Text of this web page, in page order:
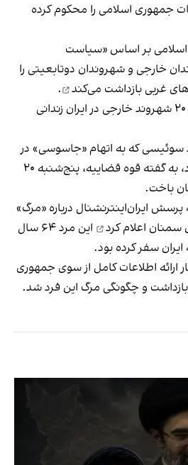
جمهوری اسلامی را محکوم کرده
اسلامی بر اساس «سیاست
خارجی و شهروندان دوتابعیتی را
غربی بازداشت می‌کند
.
بر اساس گزارش‌ها، حدود ۲۰ شهروند خارجی در ایران زندانی
که به اتهام «جاسوسی» در
زندان سمنان به سر می‌برد، به گفته قوه قضاییه، پنج‌شنبه ۲۰
باخت.
ایران‌اینترنشنال درباره «مرگ»
سمنان اعلام کرد
این مرد ۶۴ سال
سفر کرده بود.
اطلاعات کامل از سوی جمهوری
و چگونگی مرگ این فرد شد.